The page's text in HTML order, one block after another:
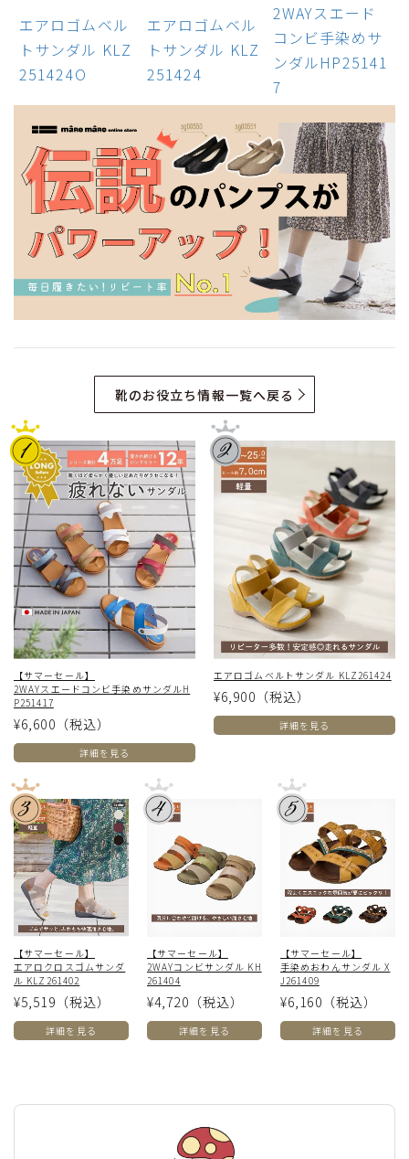
エアロゴムベル
トサンダル KLZ
251424O
エアロゴムベル
トサンダル KLZ
251424
2WAYスエード
コンビ手染めサ
ンダルHP25141
7
靴のお役立ち情報一覧へ戻る
【サマーセール】
2WAYスエードコンビ手染めサンダルH
P251417
¥6,600 （税込）
詳細を見る
エアロゴムベルトサンダル KLZ261424
¥6,900 （税込）
詳細を見る
【サマーセール】
エアロクロスゴムサンダ
ル KLZ261402
¥5,519 （税込）
詳細を見る
【サマーセール】
2WAYコンビサンダル KH
261404
¥4,720 （税込）
詳細を見る
【サマーセール】
手染めおわんサンダル X
J261409
¥6,160 （税込）
詳細を見る